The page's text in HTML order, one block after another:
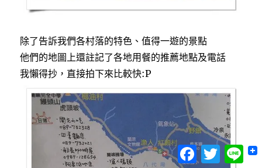
除了告訴我們各村落的特色、值得一遊的景點
他們的地圖上還註記了各地用餐的推薦地點及電話
我懶得抄，直接拍下來比較快:P
Facebook
Twitter